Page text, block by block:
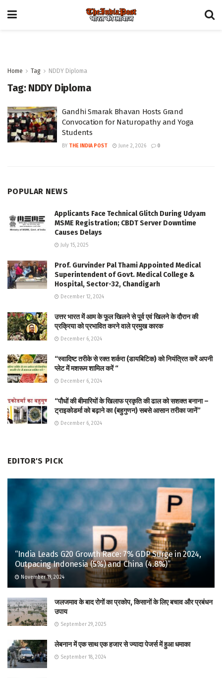
Home Tag NDDY Diploma
Tag: NDDY Diploma
Gandhi Smarak Bhavan Hosts Grand
Convocation for Naturopathy and Yoga
Students
BY THE INDIA POST June 2, 2026 0
POPULAR NEWS
Applicants Face Technical Glitch During Udyam
MSME Registration; CBDT Server Downtime
Causes Delays
July 15, 2025
Prof. Gurvinder Pal Thami Appointed Medical
Superintendent of Govt. Medical College &
Hospital, Sector-32, Chandigarh
December 12, 2024
उत्तर भारत में आम के फूल खिलने से पूर्व एवं खिलने के दौरान की
प्रक्रिया को प्रभावित करने वाले प्रमुख कारक
December 6, 2024
“स्वादिष्ट तरीके से रक्त शर्करा (डायबिटिक) को नियंत्रित करें अपनी
प्लेट में मशरूम शामिल करें “
December 6, 2024
“पौधों की बीमारियों के खिलाफ प्रकृति की ढाल को सशक्त बनाना –
ट्राइकोडर्मा को बढ़ाने का (बहुगुणन) सबसे आसान तरीका जानें”
December 6, 2024
EDITOR'S PICK
“India Leads G20 Growth Race: 7% GDP Surge in 2024,
Outpacing Indonesia (5%) and China (4.8%)”
November 19, 2024
जलजमाव के बाद रोगों का प्रकोप, किसानों के लिए बचाव और प्रबंधन
उपाय
September 29, 2025
लेबनान में एक साथ एक हजार से ज्यादा पेजर्स में हुआ धमाका
September 18, 2024